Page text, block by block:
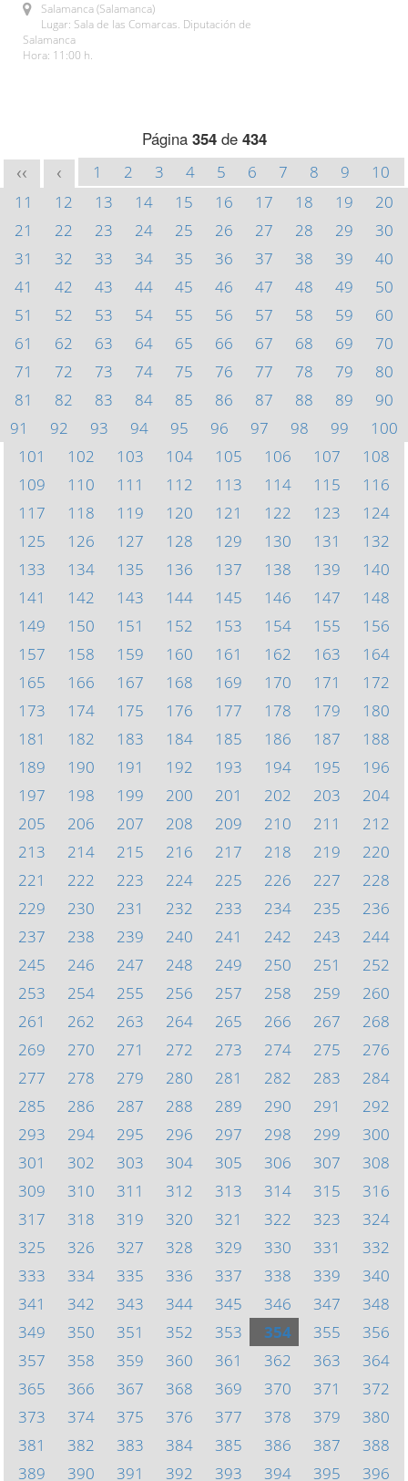
Salamanca (Salamanca)
Lugar: Sala de las Comarcas. Diputación de
Salamanca
Hora: 11:00 h.
Página 354de 434
<< < 1 2 3 4 5 6 7 8 9
10
11
12 13 14 15 16 17 18 19
20
21
22 23 24 25 26 27 28 29
30
31
32 33 34 35 36 37 38 39
40
41
42 43 44 45 46 47 48 49
50
51
52 53 54 55 56 57 58 59
60
61
62 63 64 65 66 67 68 69
70
71
72 73 74 75 76 77 78 79
80
81
82 83 84 85 86 87 88 89
90
91
92 93 94 95 96 97 98 99
100
101
102 103 104 105 106 107
108
109
110 111 112 113 114 115
116
117
118 119 120 121 122 123
124
125
126 127 128 129 130 131
132
133
134 135 136 137 138 139
140
141
142 143 144 145 146 147
148
149
150 151 152 153 154 155
156
157
158 159 160 161 162 163
164
165
166 167 168 169 170 171
172
173
174 175 176 177 178 179
180
181
182 183 184 185 186 187
188
189
190 191 192 193 194 195
196
197
198 199 200 201 202 203
204
205
206 207 208 209 210 211
212
213
214 215 216 217 218 219
220
221
222 223 224 225 226 227
228
229
230 231 232 233 234 235
236
237
238 239 240 241 242 243
244
245
246 247 248 249 250 251
252
253
254 255 256 257 258 259
260
261
262 263 264 265 266 267
268
269
270 271 272 273 274 275
276
277
278 279 280 281 282 283
284
285
286 287 288 289 290 291
292
293
294 295 296 297 298 299
300
301
302 303 304 305 306 307
308
309
310 311 312 313 314 315
316
317
318 319 320 321 322 323
324
325
326 327 328 329 330 331
332
333
334 335 336 337 338 339
340
341
342 343 344 345 346 347
348
349
350 351 352 353 354 355
356
357
358 359 360 361 362 363
364
365
366 367 368 369 370 371
372
373
374 375 376 377 378 379
380
381
382 383 384 385 386 387
388
389
390 391 392 393 394 395 396